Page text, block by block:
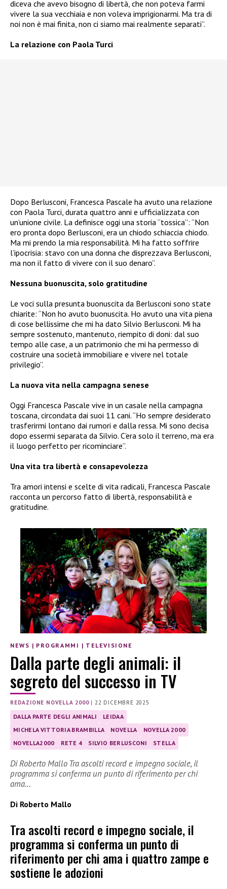
diceva che avevo bisogno di libertà, che non poteva farmi
vivere la sua vecchiaia e non voleva imprigionarmi. Ma tra di
noi non è mai finita, non ci siamo mai realmente separati”.
La relazione con Paola Turci
Dopo Berlusconi, Francesca Pascale ha avuto una relazione
con Paola Turci, durata quattro anni e ufficializzata con
un’unione civile. La definisce oggi una storia “tossica”: “Non
ero pronta dopo Berlusconi, era un chiodo schiaccia chiodo.
Ma mi prendo la mia responsabilità. Mi ha fatto soffrire
l’ipocrisia: stavo con una donna che disprezzava Berlusconi,
ma non il fatto di vivere con il suo denaro”.
Nessuna buonuscita, solo gratitudine
Le voci sulla presunta buonuscita da Berlusconi sono state
chiarite: “Non ho avuto buonuscita. Ho avuto una vita piena
di cose bellissime che mi ha dato Silvio Berlusconi. Mi ha
sempre sostenuto, mantenuto, riempito di doni: dal suo
tempo alle case, a un patrimonio che mi ha permesso di
costruire una società immobiliare e vivere nel totale
privilegio”.
La nuova vita nella campagna senese
Oggi Francesca Pascale vive in un casale nella campagna
toscana, circondata dai suoi 11 cani. “Ho sempre desiderato
trasferirmi lontano dai rumori e dalla ressa. Mi sono decisa
dopo essermi separata da Silvio. C’era solo il terreno, ma era
il luogo perfetto per ricominciare”.
Una vita tra libertà e consapevolezza
Tra amori intensi e scelte di vita radicali, Francesca Pascale
racconta un percorso fatto di libertà, responsabilità e
gratitudine.
NEWS | PROGRAMMI | TELEVISIONE
Dalla parte degli animali: il
segreto del successo in TV
REDAZIONE NOVELLA 2000|22 DICEMBRE 2025
DALLA PARTE DEGLI ANIMALI
LEIDAA
MICHELA VITTORIA BRAMBILLA
NOVELLA
NOVELLA 2000
NOVELLA2000
RETE 4 SILVIO BERLUSCONI STELLA
Di Roberto Mallo Tra ascolti record e impegno sociale, il
programma si conferma un punto di riferimento per chi
ama…
Di Roberto Mallo
Tra ascolti record e impegno sociale, il
programma si conferma un punto di
riferimento per chi ama i quattro zampe e
sostiene le adozioni